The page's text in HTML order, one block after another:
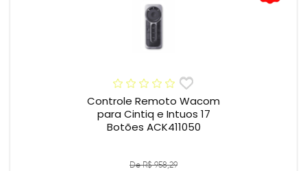
Controle Remoto Wacom
para Cintiq e Intuos 17
Botões ACK411050
De R$ 958,29